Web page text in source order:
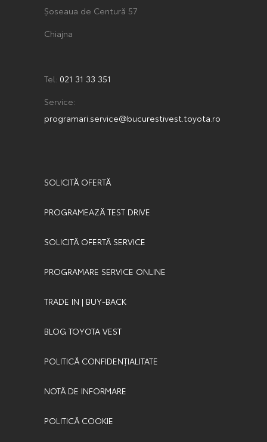
Șoseaua de Centură 57
Chiajna
Tel: 021 31 33 351
Service:
programari.service@bucurestivest.toyota.ro
SOLICITĂ OFERTĂ
PROGRAMEAZĂ TEST DRIVE
SOLICITĂ OFERTĂ SERVICE
PROGRAMARE SERVICE ONLINE
TRADE IN | BUY-BACK
BLOG TOYOTA VEST
POLITICĂ CONFIDENȚIALITATE
NOTĂ DE INFORMARE
POLITICĂ COOKIE